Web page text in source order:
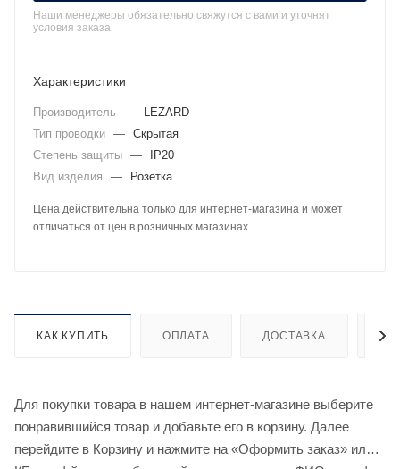
Наши менеджеры обязательно свяжутся с вами и уточнят
условия заказа
Характеристики
Производитель —
LEZARD
Тип проводки — Скрытая
Степень защиты —
IP20
Вид изделия
— Розетка
Цена действительна только для интернет-магазина и может
отличаться от цен в розничных магазинах
КАК КУПИТЬ ОПЛАТА ДОСТАВКА
Для покупки товара в нашем интернет-магазине выберите
понравившийся товар и добавьте его в корзину. Далее
перейдите в Корзину и нажмите на «Оформить заказ» или